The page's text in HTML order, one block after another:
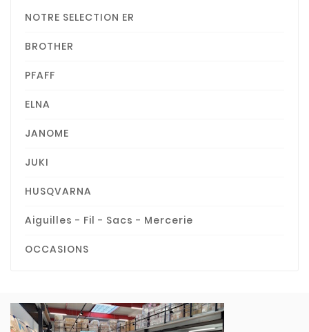
NOTRE SELECTION ER
BROTHER
PFAFF
ELNA
JANOME
JUKI
HUSQVARNA
Aiguilles - Fil - Sacs - Mercerie
OCCASIONS